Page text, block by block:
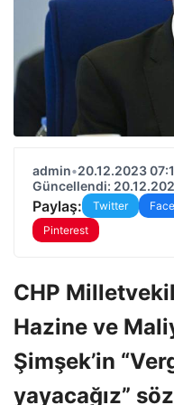
admin•20.12.2023
Güncellendi:
Paylaş: Twitter
Pinterest
CHP
Hazine ve
Şimşek’in
yayacağız”